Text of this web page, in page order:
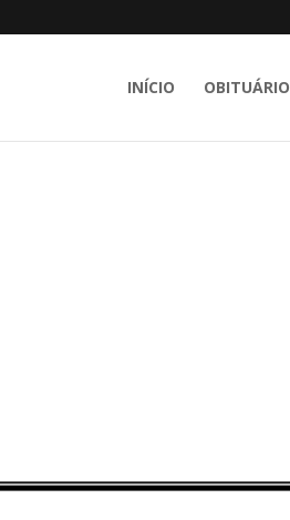
INÍCIO OBITUÁRIO